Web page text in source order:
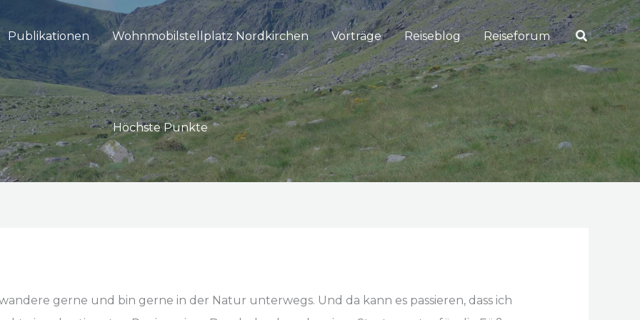
Publikationen Wohnmobilstellplatz Nordkirchen Vorträge Reiseblog Reiseforum Suchen
Höchste Punkte
gerne und bin gerne in der Natur unterwegs. Und da kann es passieren, dass ich